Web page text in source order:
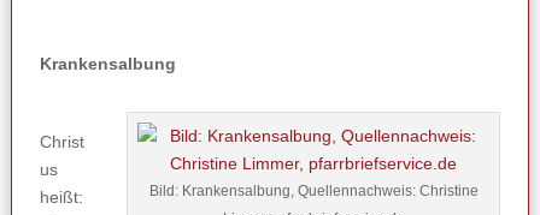
Krankensalbung
Bild: Krankensalbung, Quellennachweis: Christine
Christ
us
heißt: